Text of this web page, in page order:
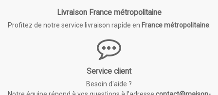
Livraison France métropolitaine
Profitez de notre service livraison rapide en France métropolitaine.
Service client
Besoin d'aide ?